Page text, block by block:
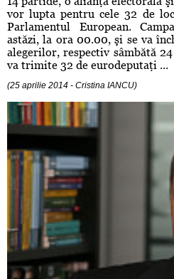
vor lupta pentru cele 32 de
Parlamentul European.
astăzi, la ora 00.00, şi se va
alegerilor, respectiv sâmbătă
va trimite 32 de eurodeputaţi ...
(25 aprilie 2014 - Cristina IANCU)